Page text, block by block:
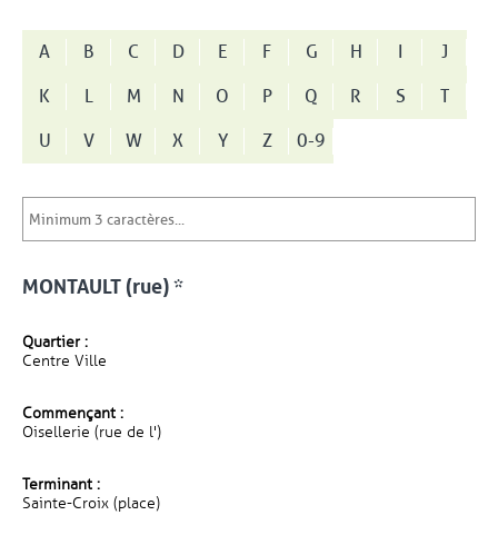
A B C D E F G H I
J
K
L M N O P Q R S
T
U
V W X Y Z 0-9
MONTAULT (rue) *
Quartier :
Centre Ville
Commençant :
Oisellerie (rue de l')
Terminant :
Sainte-Croix (place)